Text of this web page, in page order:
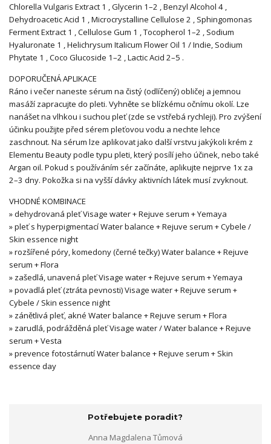
Chlorella Vulgaris Extract 1 , Glycerin 1–2 , Benzyl Alcohol 4 ,
Dehydroacetic Acid 1 , Microcrystalline Cellulose 2 , Sphingomonas
Ferment Extract 1 , Cellulose Gum 1 , Tocopherol 1–2 , Sodium
Hyaluronate 1 , Helichrysum Italicum Flower Oil 1 / Indie, Sodium
Phytate 1 , Coco Glucoside 1–2 , Lactic Acid 2–5 .
DOPORUČENÁ APLIKACE
Ráno i večer naneste sérum na čistý (odlíčený) obličej a jemnou
masáží zapracujte do pleti. Vyhněte se blízkému očnímu okolí. Lze
nanášet na vlhkou i suchou pleť (zde se vstřebá rychleji). Pro zvýšení
účinku použijte před sérem pleťovou vodu a nechte lehce
zaschnout. Na sérum lze aplikovat jako další vrstvu jakýkoli krém z
Elementu Beauty podle typu pleti, který posílí jeho účinek, nebo také
Argan oil. Pokud s používáním sér začínáte, aplikujte nejprve 1x za
2–3 dny. Pokožka si na vyšší dávky aktivních látek musí zvyknout.
VHODNÉ KOMBINACE
» dehydrovaná pleť Visage water + Rejuve serum + Yemaya
» pleť s hyperpigmentací Water balance + Rejuve serum + Cybele /
Skin essence night
» rozšířené póry, komedony (černé tečky) Water balance + Rejuve
serum + Flora
» zašedlá, unavená pleť Visage water + Rejuve serum + Yemaya
» povadlá pleť (ztráta pevnosti) Visage water + Rejuve serum +
Cybele / Skin essence night
» zánětlivá pleť, akné Water balance + Rejuve serum + Flora
» zarudlá, podrážděná pleť Visage water / Water balance + Rejuve
serum + Vesta
» prevence fotostárnutí Water balance + Rejuve serum + Skin
essence day
Potřebujete poradit?
Anna Magdalena Tůmová